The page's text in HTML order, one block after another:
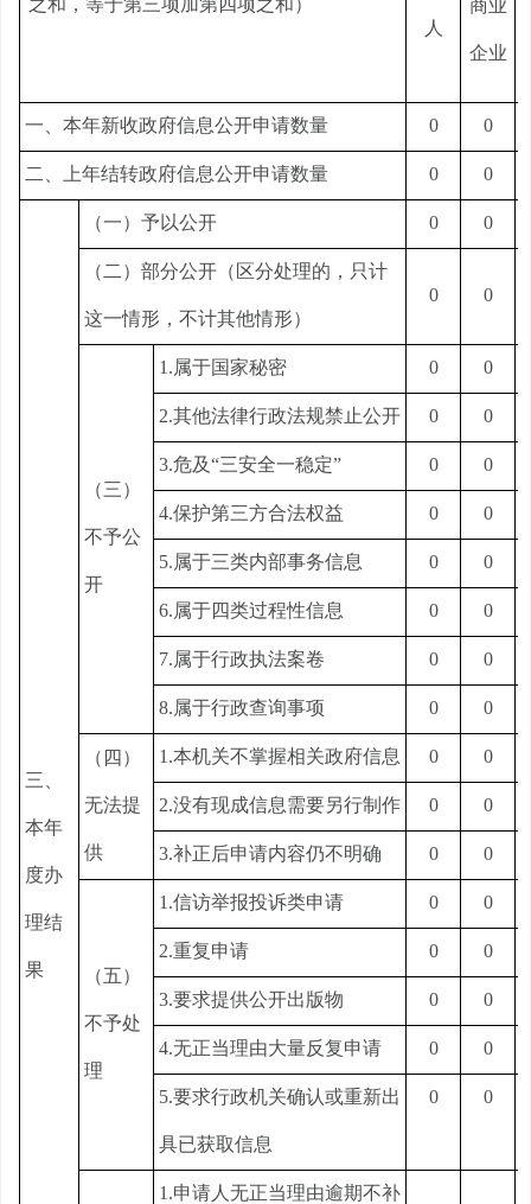
之和，等于第三项加第四项之和）
人
商业
企业
一、本年新收政府信息公开申请数量 0 0
二、上年结转政府信息公开申请数量 0 0
三、
本年
度办
理结
果
（一）予以公开 0 0
（二）部分公开（区分处理的，只计
这一情形，不计其他情形）
0 0
（三）
不予公
开
1.属于国家秘密 0 0
2.其他法律行政法规禁止公开 0 0
3.危及“三安全一稳定” 0 0
4.保护第三方合法权益 0 0
5.属于三类内部事务信息 0 0
6.属于四类过程性信息 0 0
7.属于行政执法案卷 0 0
8.属于行政查询事项 0 0
（四）
无法提
供
1.本机关不掌握相关政府信息 0 0
2.没有现成信息需要另行制作 0 0
3.补正后申请内容仍不明确 0 0
（五）
不予处
理
1.信访举报投诉类申请 0 0
2.重复申请 0 0
3.要求提供公开出版物 0 0
4.无正当理由大量反复申请 0 0
5.要求行政机关确认或重新出
具已获取信息
0 0
1.申请人无正当理由逾期不补